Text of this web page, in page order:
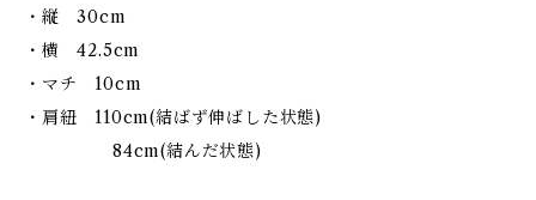
・縦 30cm
・横 42.5cm
・マチ 10cm
・肩紐 110cm(結ばず伸ばした状態)
84cm(結んだ状態)